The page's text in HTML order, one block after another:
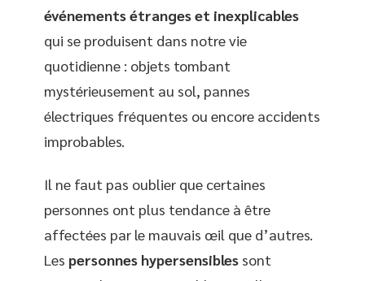
événements étranges et inexplicables
qui se produisent dans notre vie
quotidienne : objets tombant
mystérieusement au sol, pannes
électriques fréquentes ou encore accidents
improbables.
Il ne faut pas oublier que certaines
personnes ont plus tendance à être
affectées par le mauvais œil que d’autres.
Les personnes hypersensibles sont